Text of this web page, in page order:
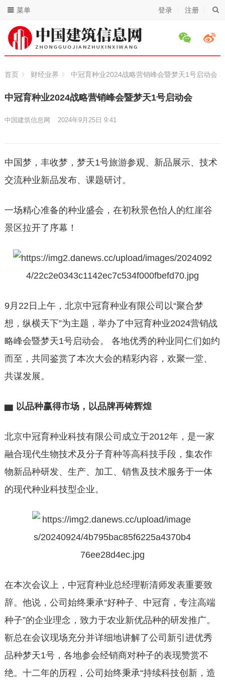
登录 注册
菜单
首页 财经业界 中冠育种业2024战略营销峰会暨梦天1号启动会
中冠育种业2024战略营销峰会暨梦天1号启动会
中国建筑信息网 2024年9月25日 9:41
中国梦，丰收梦，梦天1号旅游参观、新品展示、技术
交流种业新品发布、课题研讨。
一场精心准备的种业盛会，在初秋景色怡人的红崖谷
景区拉开了序幕！
9月22日上午，北京中冠育种业有限公司以“聚合梦
想，纵横天下”为主题，举办了中冠育种业2024营销战
略峰会暨梦天1号启动会。 各地优秀的种业同仁们如约
而至，共同鉴赏了本次大会的精彩内容，欢聚一堂、
共谋发展。
▆ 以品种赢得市场，以品牌再铸辉煌
北京中冠育种业科技有限公司成立于2012年，是一家
融合现代生物技术及分子育种等高科技手段，集农作
物新品种研发、生产、加工、销售及技术服务于一体
的现代种业科技型企业。
在本次会议上，中冠育种业总经理靳清师发表重要致
辞。他说，公司始终秉承“好种子、中冠育，专注高端
种子”的企业理念，致力于农业新优品种的研发推广。
靳总在会议现场充分并详细地讲解了公司新引进优秀
品种梦天1号，各地参会经销商对种子的表现赞赏不
绝。十二年的历程，公司始终秉承“持续科技创新，造